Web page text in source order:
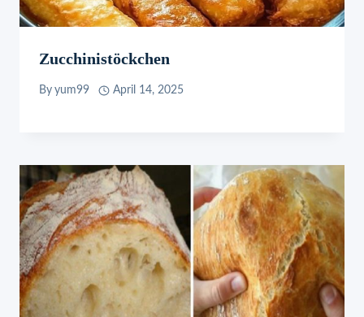
Zucchinistöckchen
By yum99 April 14, 2025